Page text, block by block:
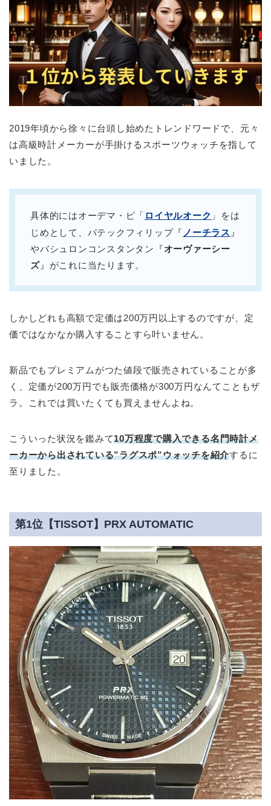
2019年頃から徐々に台頭し始めたトレンドワードで、元々
は高級時計メーカーが手掛けるスポーツウォッチを指して
いました。
具体的にはオーデマ・ピ「 ロイヤルオーク 」をは
じめとして、パテックフィリップ『 ノーチラス 』
やバシュロンコンスタンタン『オーヴァーシー
ズ』がこれに当たります。
しかしどれも高額で定価は200万円以上するのですが、定
価ではなかなか購入することすら叶いません。
新品でもプレミアムがつた値段で販売されていることが多
く、定価が200万円でも販売価格が300万円なんてこともザ
ラ。これでは買いたくても買えませんよね。
こういった状況を鑑みて10万程度で購入できる名門時計メ
ーカーから出されている”ラグスポ”ウォッチを紹介するに
至りました。
第1位【TISSOT】PRX AUTOMATIC